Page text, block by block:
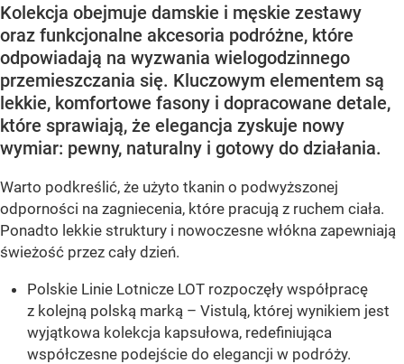
Kolekcja obejmuje damskie i męskie zestawy
oraz funkcjonalne akcesoria podróżne, które
odpowiadają na wyzwania wielogodzinnego
przemieszczania się. Kluczowym elementem są
lekkie, komfortowe fasony i dopracowane detale,
które sprawiają, że elegancja zyskuje nowy
wymiar: pewny, naturalny i gotowy do działania.
Warto podkreślić, że użyto tkanin o podwyższonej
odporności na zagniecenia, które pracują z ruchem ciała.
Ponadto lekkie struktury i nowoczesne włókna zapewniają
świeżość przez cały dzień.
Polskie Linie Lotnicze LOT rozpoczęły współpracę
z kolejną polską marką – Vistulą, której wynikiem jest
wyjątkowa kolekcja kapsułowa, redefiniująca
współczesne podejście do elegancji w podróży.